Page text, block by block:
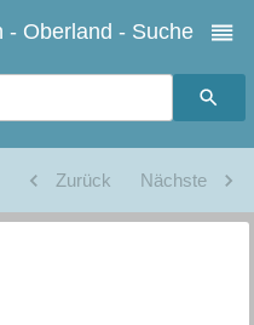
- Oberland - Suche
Zurück Nächste